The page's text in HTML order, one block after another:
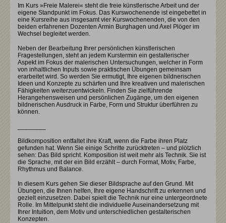
Im Kurs »Freie Malerei« steht die freie künstlerische Arbeit und der
eigene Standpunkt im Fokus. Das Kurswochenende ist eingebettet in
eine Kursreihe aus insgesamt vier Kurswochenenden, die von den
beiden erfahrenen Dozenten Armin Burghagen und Axel Plöger im
Wechsel begleitet werden.
Neben der Bearbeitung Ihrer persönlichen künstlerischen
Fragestellungen, steht an jedem Kurstermin ein gestalterischer
Aspekt im Fokus der malerischen Untersuchungen, welcher in Form
von inhaltlichen Inputs sowie praktischen Übungen gemeinsam
erarbeitet wird. So werden Sie ermutigt, Ihre eigenen bildnerischen
Ideen und Konzepte zu schärfen und Ihre kreativen und malerischen
Fähigkeiten weiterzuentwickeln. Finden Sie zielführende
Herangehensweisen und persönlichen Zugänge, um den eigenen
bildnerischen Ausdruck in Farbe, Form und Struktur überführen zu
können.
Bildkomposition entfaltet ihre Kraft, wenn die Farbe ihren Platz
gefunden hat. Wenn Sie einige Schritte zurücktreten – und plötzlich
sehen: Das Bild spricht. Komposition ist weit mehr als Technik. Sie ist
die Sprache, mit der ein Bild erzählt – durch Format, Motiv, Farbe,
Rhythmus und Balance.
In diesem Kurs gehen Sie dieser Bildsprache auf den Grund. Mit
Übungen, die Ihnen helfen, Ihre eigene Handschrift zu erkennen und
gezielt einzusetzen. Dabei spielt die Technik nur eine untergeordnete
Rolle. Im Mittelpunkt steht die individuelle Auseinandersetzung mit
Ihrer Intuition, dem Motiv und unterschiedlichen gestalterischen
Konzepten.